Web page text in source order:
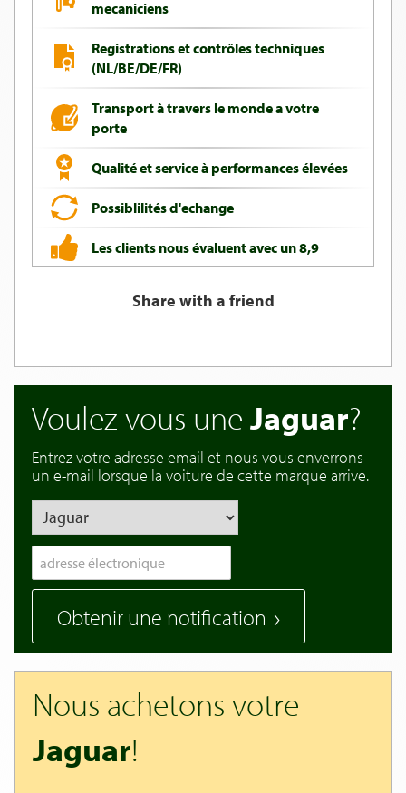
mecaniciens
Registrations et contrôles techniques
(NL/BE/DE/FR)
Transport à travers le monde a votre
porte
Qualité et service à performances élevées
Possiblilités d'echange
Les clients nous évaluent avec un 8,9
Share with a friend
Voulez vous uneJaguar?
Entrez votre adresse email et nous vous enverrons
un e-mail lorsque la voiture de cette marque arrive.
Obtenir une notification
Nous achetons votre
Jaguar!